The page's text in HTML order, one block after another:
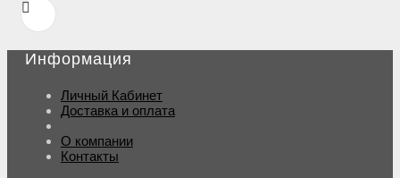
Информация
Личный Кабинет
Доставка и оплата
О компании
Контакты